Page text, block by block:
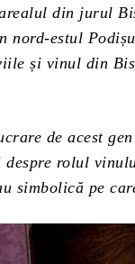
din jurul
nord-estul
și vinul din
de acest
rolul
simbolică pe